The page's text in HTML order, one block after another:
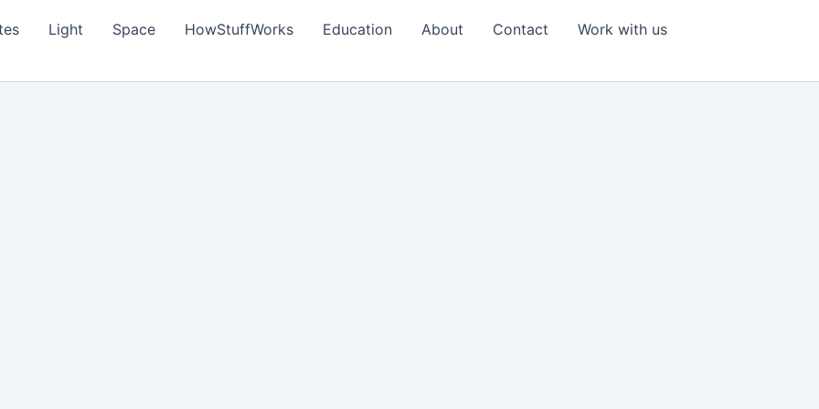
Light Space HowStuffWorks Education About Contact
Work with us